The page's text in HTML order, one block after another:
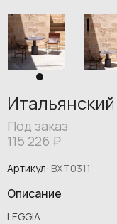
Под заказ
115 226 ₽
Артикул: BXT0311
Описание
LEGGIA